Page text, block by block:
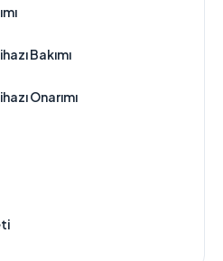
Bakımı
Onarımı